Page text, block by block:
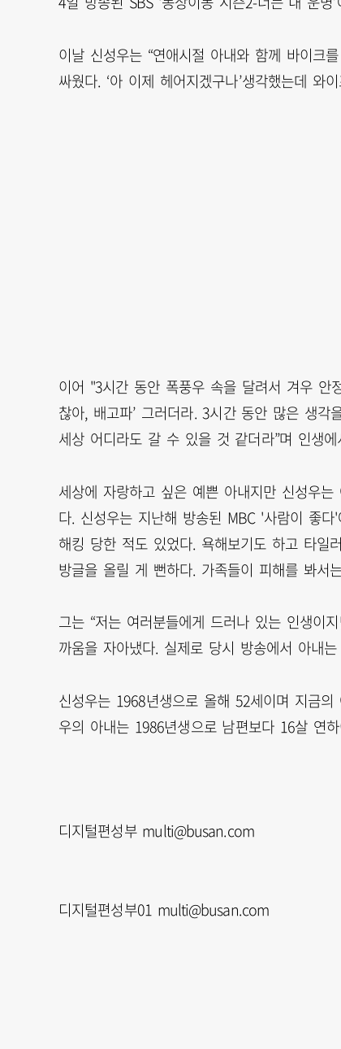
이날 신성우는 “연애시절 아내와 함께 바이크
싸웠다. ‘아 이제 헤어지겠구나’생각했는데
이어 "3시간 동안 폭풍우 속을 달려서 겨우 안
찮아, 배고파’ 그러더라. 3시간 동안 많은 생
세상 어디라도 갈 수 있을 것 같더라”며 인생
세상에 자랑하고 싶은 예쁜 아내지만 신성우
다. 신성우는 지난해 방송된 MBC '사람이 좋
해킹 당한 적도 있었다. 욕해보기도 하고 타일
방글을 올릴 게 뻔하다. 가족들이 피해를 봐서
그는 “저는 여러분들에게 드러나 있는 인생이
까움을 자아냈다. 실제로 당시 방송에서 아내
신성우는 1968년생으로 올해 52세이며 지금
우의 아내는 1986년생으로 남편보다 16살 연
디지털편성부 multi@busan.com
디지털편성부01 multi@busan.com